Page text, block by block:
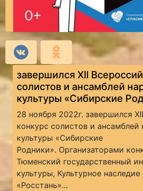
завершился XII
солистов и ансамблей
культуры «Сибирские
28 ноября 2022г. завершился
конкурс солистов и ансамблей
культуры «Сибирские
Родники». Организаторами
Тюменский государственный
культуры, Культурное
«Росстань»...